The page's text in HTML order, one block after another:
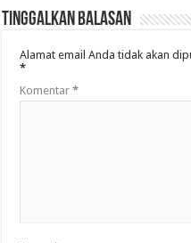
Tinggalkan Balasan
Alamat email Anda tidak akan
*
Komentar*